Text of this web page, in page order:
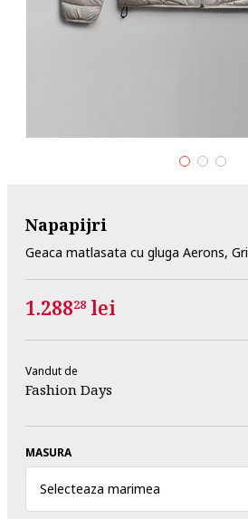
Napapijri
Geaca matlasata cu gluga Aerons, Gri
1.28828 lei
Vandut de
Fashion Days
MASURA
Selecteaza marimea